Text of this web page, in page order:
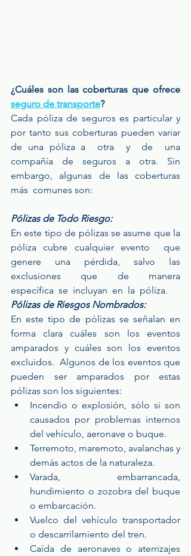
seguro de transporte?
Cada póliza de seguros es particular y
por tanto sus coberturas pueden variar
de una póliza a  otra  y  de  una
compañía  de  seguros  a  otra.  Sin
embargo,  algunas  de  las  coberturas
más  comunes son:
Pólizas de Todo Riesgo:
En este tipo de pólizas se asume que la
póliza cubre cualquier evento  que
genere  una  pérdida,  salvo  las
exclusiones  que  de  manera
específica  se  incluyan  en  la  póliza.
Pólizas de Riesgos Nombrados:
En este tipo de pólizas se señalan en
forma clara cuáles son los eventos
amparados y cuáles son los eventos
excluidos.  Algunos de los eventos que
pueden ser amparados por estas
pólizas son los siguientes:
Incendio o explosión, sólo si son
causados por problemas internos
del vehículo, aeronave o buque.
Terremoto, maremoto, avalanchas y
demás actos de la naturaleza.
Varada, embarrancada,
hundimiento o zozobra del buque
o embarcación.
Vuelco del vehículo transportador
o descarrilamiento del tren.
Caída de aeronaves o aterrizajes